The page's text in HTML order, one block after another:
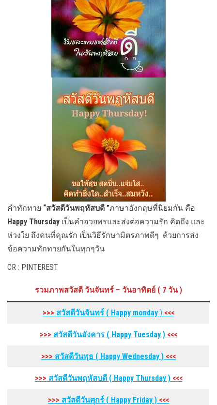
คำทักทาย “สวัสดีวันพฤหัสบดี ”ภาษาอังกฤษที่นิยมกัน คือ
Happy Thursday เป็นคำอวยพรและส่งต่อความรัก คิดถึง และ
ห่วงใย ถึงคนที่คุณรัก เป็นวิธีรักษามิตรภาพดีๆ ด้วยการส่ง
ข้อความทักทายกันในทุกๆวัน
CR : PINTEREST
รวมภาพสวัสดี วันจันทร์ – วันอาทิตย์ ( 7 วัน )
>>> สวัสดีวันจันทร์ ( Happy monday ) <<<
>>> สวัสดีวันอังคาร ( Happy Tuesday ) <<<
>>> สวัสดีวันพุธ ( Happy Wednesday ) <<<
>>> สวัสดีวันพฤหัสบดี ( Happy Thursday) <<<
>>> สวัสดีวันศุกร์ ( Happy Friday ) <<<